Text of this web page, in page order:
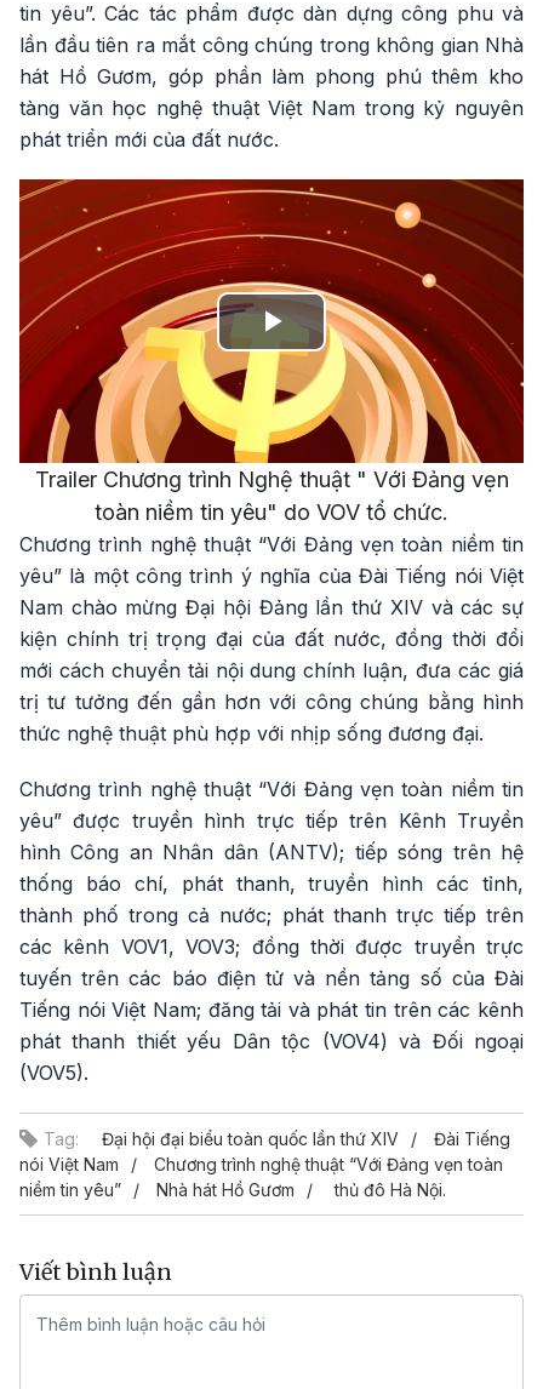
tin yêu”. Các tác phẩm được dàn dựng công phu và
lần đầu tiên ra mắt công chúng trong không gian Nhà
hát Hồ Gươm, góp phần làm phong phú thêm kho
tàng văn học nghệ thuật Việt Nam trong kỷ nguyên
phát triển mới của đất nước.
Play
Video
Trailer Chương trình Nghệ thuật " Với Đảng vẹn
toàn niềm tin yêu" do VOV tổ chức.
Chương trình nghệ thuật “Với Đảng vẹn toàn niềm tin
yêu” là một công trình ý nghĩa của Đài Tiếng nói Việt
Nam chào mừng Đại hội Đảng lần thứ XIV và các sự
kiện chính trị trọng đại của đất nước, đồng thời đổi
mới cách chuyển tải nội dung chính luận, đưa các giá
trị tư tưởng đến gần hơn với công chúng bằng hình
thức nghệ thuật phù hợp với nhịp sống đương đại.
Chương trình nghệ thuật “Với Đảng vẹn toàn niềm tin
yêu” được truyền hình trực tiếp trên Kênh Truyền
hình Công an Nhân dân (ANTV); tiếp sóng trên hệ
thống báo chí, phát thanh, truyền hình các tỉnh,
thành phố trong cả nước; phát thanh trực tiếp trên
các kênh VOV1, VOV3; đồng thời được truyền trực
tuyến trên các báo điện tử và nền tảng số của Đài
Tiếng nói Việt Nam; đăng tải và phát tin trên các kênh
phát thanh thiết yếu Dân tộc (VOV4) và Đối ngoại
(VOV5).
Tag: Đại hội đại biểu toàn quốc lần thứ XIV
Đài Tiếng
nói Việt Nam
Chương trình nghệ thuật “Với Đảng vẹn toàn
niềm tin yêu”
Nhà hát Hồ Gươm thủ đô Hà Nội.
Viết bình luận